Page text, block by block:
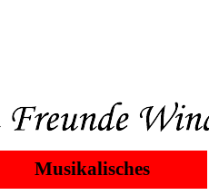
Musikalisches